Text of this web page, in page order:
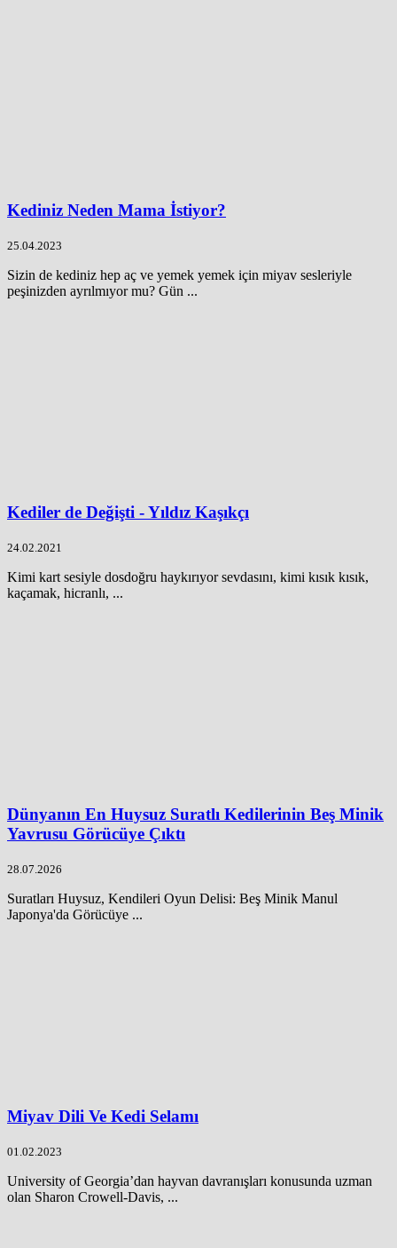
Kediniz Neden Mama İstiyor?
25.04.2023
Sizin de kediniz hep aç ve yemek yemek için miyav sesleriyle
peşinizden ayrılmıyor mu? Gün ...
Kediler de Değişti - Yıldız Kaşıkçı
24.02.2021
Kimi kart sesiyle dosdoğru haykırıyor sevdasını, kimi kısık kısık,
kaçamak, hicranlı, ...
Dünyanın En Huysuz Suratlı Kedilerinin Beş Minik
Yavrusu Görücüye Çıktı
28.07.2026
Suratları Huysuz, Kendileri Oyun Delisi: Beş Minik Manul
Japonya'da Görücüye ...
Miyav Dili Ve Kedi Selamı
01.02.2023
University of Georgia’dan hayvan davranışları konusunda uzman
olan Sharon Crowell-Davis, ...